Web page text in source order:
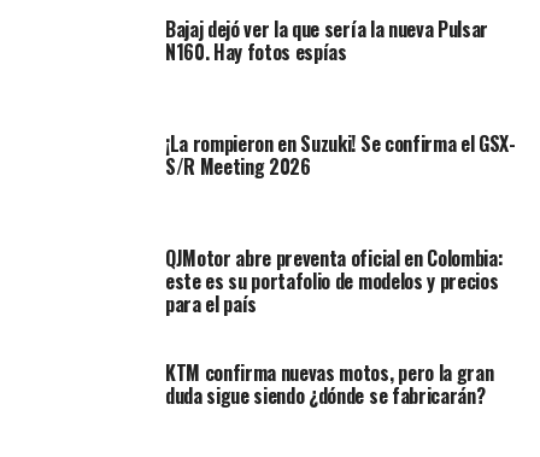
detallada
Bajaj dejó ver la que sería la nueva Pulsar
N160. Hay fotos espías
¡La rompieron en Suzuki! Se confirma el GSX-
S/R Meeting 2026
QJMotor abre preventa oficial en Colombia:
este es su portafolio de modelos y precios
para el país
KTM confirma nuevas motos, pero la gran
duda sigue siendo ¿dónde se fabricarán?